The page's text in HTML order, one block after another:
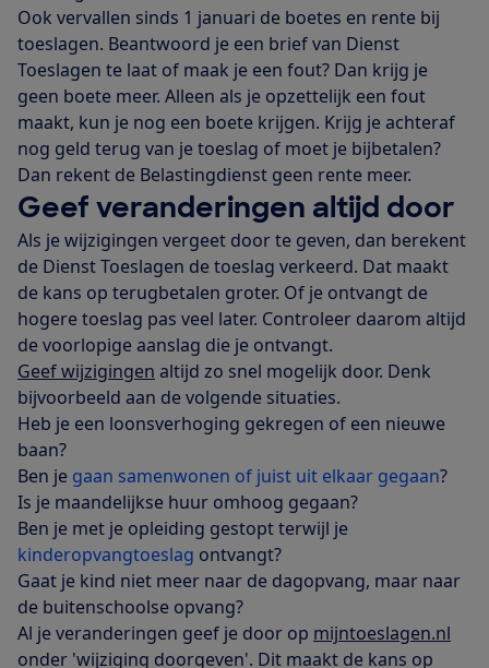
Ook vervallen sinds 1 januari de boetes en rente bij
toeslagen. Beantwoord je een brief van Dienst
Toeslagen te laat of maak je een fout? Dan krijg je
geen boete meer. Alleen als je opzettelijk een fout
maakt, kun je nog een boete krijgen. Krijg je achteraf
nog geld terug van je toeslag of moet je bijbetalen?
Dan rekent de Belastingdienst geen rente meer.
Geef veranderingen altijd door
Als je wijzigingen vergeet door te geven, dan berekent
de Dienst Toeslagen de toeslag verkeerd. Dat maakt
de kans op terugbetalen groter. Of je ontvangt de
hogere toeslag pas veel later. Controleer daarom altijd
de voorlopige aanslag die je ontvangt.
Geef wijzigingen altijd zo snel mogelijk door. Denk
bijvoorbeeld aan de volgende situaties.
Heb je een loonsverhoging gekregen of een nieuwe
baan?
Ben je gaan samenwonen of juist uit elkaar gegaan?
Is je maandelijkse huur omhoog gegaan?
Ben je met je opleiding gestopt terwijl je
kinderopvangtoeslag ontvangt?
Gaat je kind niet meer naar de dagopvang, maar naar
de buitenschoolse opvang?
Al je veranderingen geef je door op mijntoeslagen.nl
onder 'wijziging doorgeven'. Dit maakt de kans op